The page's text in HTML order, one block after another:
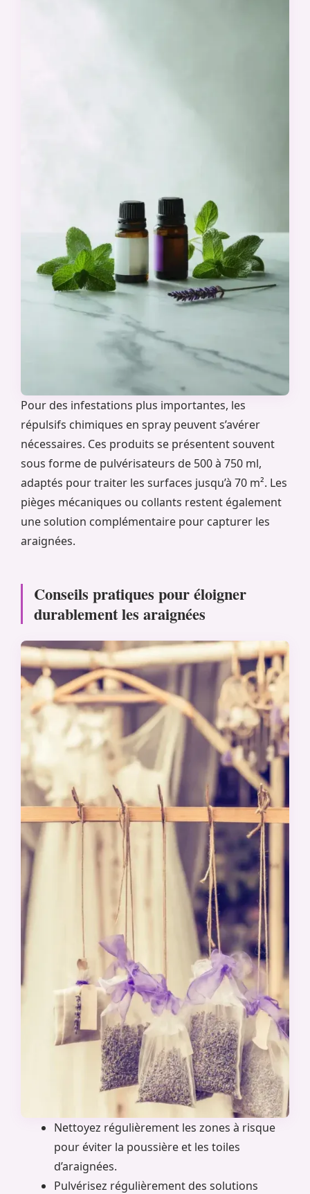
Pour des infestations plus importantes, les
répulsifs chimiques en spray peuvent s’avérer
nécessaires. Ces produits se présentent souvent
sous forme de pulvérisateurs de 500 à 750 ml,
adaptés pour traiter les surfaces jusqu’à 70 m². Les
pièges mécaniques ou collants restent également
une solution complémentaire pour capturer les
araignées.
Conseils pratiques pour éloigner
durablement les araignées
Nettoyez régulièrement les zones à risque
pour éviter la poussière et les toiles
d’araignées.
Pulvérisez régulièrement des solutions